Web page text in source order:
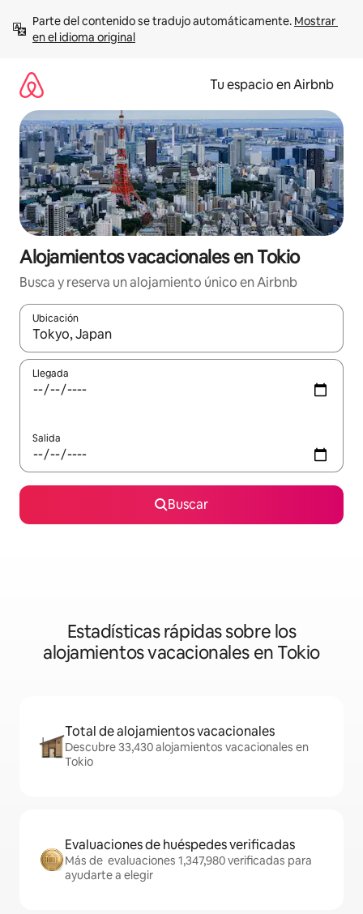
contenido
Parte del contenido se tradujo automáticamente. Mostrar
en el idioma original
Tu espacio en Airbnb
Alojamientos vacacionales en Tokio
Busca y reserva un alojamiento único en Airbnb
Ubicación
Cuando los resultados estén disponibles, podrás navegar
Llegada
Salida
Buscar
Estadísticas rápidas sobre los
alojamientos vacacionales en Tokio
Total de alojamientos vacacionales
Descubre 33,430 alojamientos vacacionales en
Tokio
Evaluaciones de huéspedes verificadas
Más de evaluaciones 1,347,980 verificadas para
ayudarte a elegir